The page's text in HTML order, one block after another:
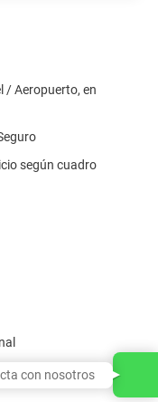
/ Aeropuerto, en
según cuadro
con nosotros